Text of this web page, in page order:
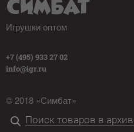
Игрушки оптом
+7 (495) 933 27 02
info@igr.ru
© 2018 «Симбат»